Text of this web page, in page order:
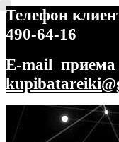
Телефон
490-64-16
E-mail приема
Перейти
навигации
Перейти
содержимому